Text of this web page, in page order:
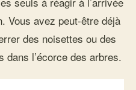
Vous avez peut-être déjà
des noisettes ou des
dans l’écorce des arbres.